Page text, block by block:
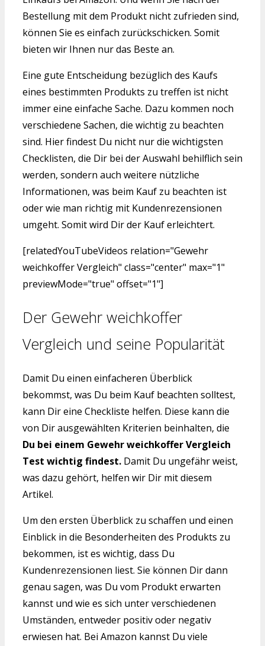
Bestellung mit dem Produkt nicht zufrieden sind,
können Sie es einfach zurückschicken. Somit
bieten wir Ihnen nur das Beste an.
Eine gute Entscheidung bezüglich des Kaufs
eines bestimmten Produkts zu treffen ist nicht
immer eine einfache Sache. Dazu kommen noch
verschiedene Sachen, die wichtig zu beachten
sind. Hier findest Du nicht nur die wichtigsten
Checklisten, die Dir bei der Auswahl behilflich sein
werden, sondern auch weitere nützliche
Informationen, was beim Kauf zu beachten ist
oder wie man richtig mit Kundenrezensionen
umgeht. Somit wird Dir der Kauf erleichtert.
[relatedYouTubeVideos relation="Gewehr
weichkoffer Vergleich" class="center" max="1"
previewMode="true" offset="1"]
Der Gewehr weichkoffer
Vergleich und seine Popularität
Damit Du einen einfacheren Überblick
bekommst, was Du beim Kauf beachten solltest,
kann Dir eine Checkliste helfen. Diese kann die
von Dir ausgewählten Kriterien beinhalten, die
Du bei einem Gewehr weichkoffer Vergleich
Test wichtig findest. Damit Du ungefähr weist,
was dazu gehört, helfen wir Dir mit diesem
Artikel.
Um den ersten Überblick zu schaffen und einen
Einblick in die Besonderheiten des Produkts zu
bekommen, ist es wichtig, dass Du
Kundenrezensionen liest. Sie können Dir dann
genau sagen, was Du vom Produkt erwarten
kannst und wie es sich unter verschiedenen
Umständen, entweder positiv oder negativ
erwiesen hat. Bei Amazon kannst Du viele